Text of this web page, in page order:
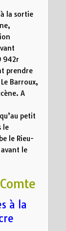
la sortie
942r
prendre
Barroux,
A
petit
le
le Rieu-
le
à la